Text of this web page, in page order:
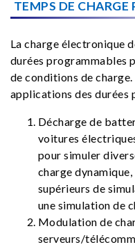
TEMPS DE
La charge électronique
durées programmables
de conditions de
applications des durées
Décharge de
voitures
pour simuler
charge
supérieurs de
une simulation de
Modulation de
serveurs/